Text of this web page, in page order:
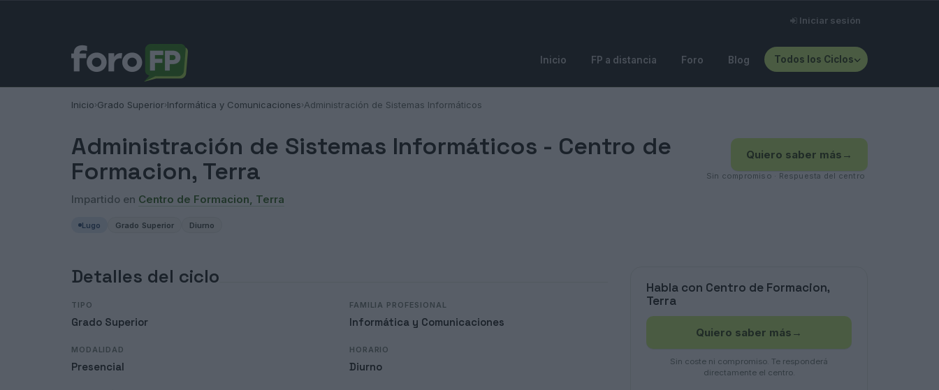
Iniciar sesión
Inicio FP a distancia Foro Blog Todos los Ciclos
Inicio›Grado Superior›Informática y Comunicaciones›Administración de Sistemas Informáticos
Administración de Sistemas Informáticos - Centro de
Formacion, Terra
Impartido en Centro de Formacion, Terra
Lugo Grado Superior Diurno
Quiero saber más →
Sin compromiso · Respuesta del centro
Detalles del ciclo
TIPO
Grado Superior
FAMILIA PROFESIONAL
Informática y Comunicaciones
MODALIDAD
Presencial
HORARIO
Diurno
Habla con Centro de Formacion,
Terra
Quiero saber más →
Sin coste ni compromiso. Te responderá
directamente el centro.